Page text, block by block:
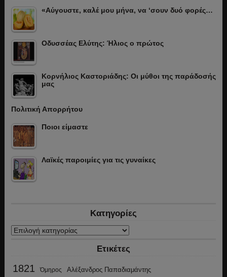
«Αύγουστε, καλέ μου μήνα, να ‘σουν δυό φορές…
Οδυσσέας Ελύτης: Ήλιος ο πρώτος
Κορνήλιος Καστοριάδης: Οι μύθοι της παράδοσής
μας
Πολιτική Απορρήτου
Ποιοι είμαστε
Λαϊκές παροιμίες για τις γυναίκες
Κατηγορίες
Κατηγορίες
Ετικέτες
1821 Όμηρος Αλέξανδρος Παπαδιαμάντης